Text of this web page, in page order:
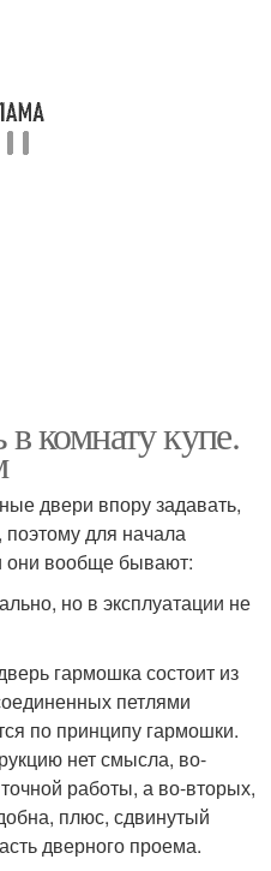
в комнату купе.
двери впору задавать,
поэтому для начала
они вообще бывают:
но в эксплуатации не
гармошка состоит из
петлями
по принципу гармошки.
нет смысла, во-
работы, а во-вторых,
плюс, сдвинутый
дверного проема.